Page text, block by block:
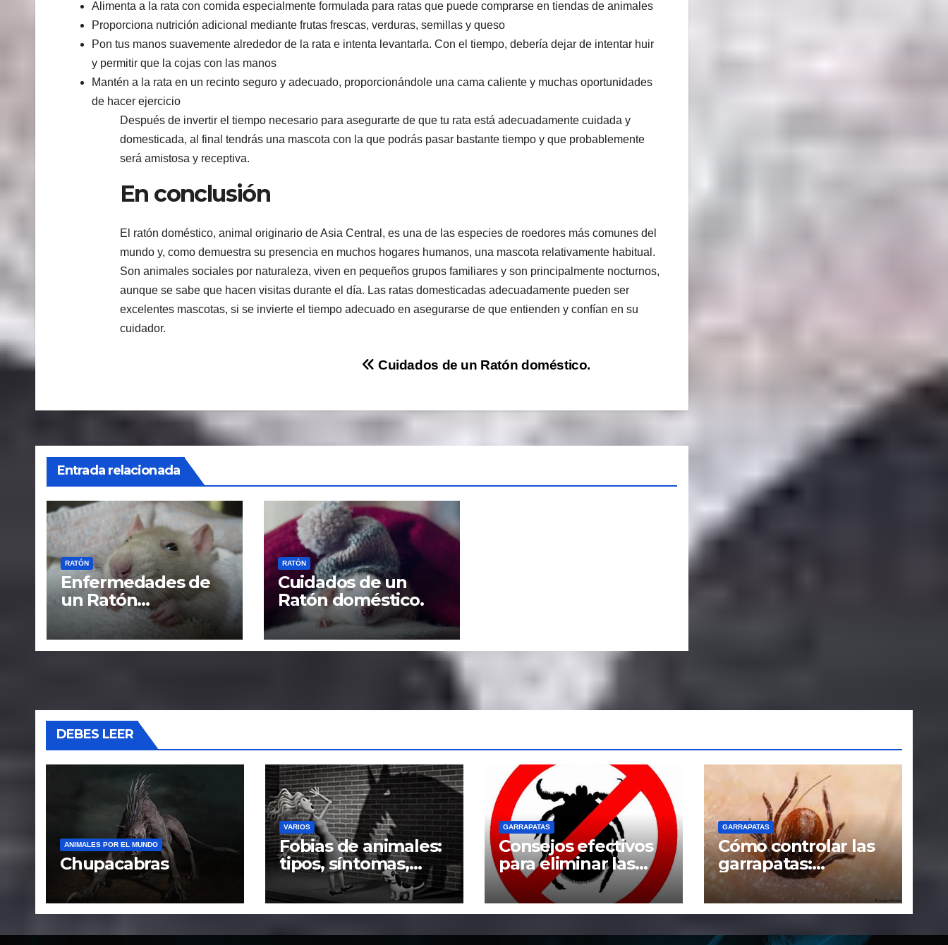
Alimenta a la rata con comida especialmente formulada para ratas que puede comprarse en tiendas de animales
Proporciona nutrición adicional mediante frutas frescas, verduras, semillas y queso
Pon tus manos suavemente alrededor de la rata e intenta levantarla. Con el tiempo, debería dejar de intentar huir
y permitir que la cojas con las manos
Mantén a la rata en un recinto seguro y adecuado, proporcionándole una cama caliente y muchas oportunidades
de hacer ejercicio
Después de invertir el tiempo necesario para asegurarte de que tu rata está adecuadamente cuidada y
domesticada, al final tendrás una mascota con la que podrás pasar bastante tiempo y que probablemente
será amistosa y receptiva.
En conclusión
El ratón doméstico, animal originario de Asia Central, es una de las especies de roedores más comunes del
mundo y, como demuestra su presencia en muchos hogares humanos, una mascota relativamente habitual.
Son animales sociales por naturaleza, viven en pequeños grupos familiares y son principalmente nocturnos,
aunque se sabe que hacen visitas durante el día. Las ratas domesticadas adecuadamente pueden ser
excelentes mascotas, si se invierte el tiempo adecuado en asegurarse de que entienden y confían en su
cuidador.
Cuidados de un Ratón doméstico.
Entrada relacionada
RATÓN
Enfermedades de
un Ratón
doméstico y como
detectarlas.
RATÓN
Cuidados de un
Ratón doméstico.
DEBES LEER
ANIMALES POR EL MUNDO
Chupacabras
VARIOS
Fobias de animales:
tipos, síntomas,
causas y
tratamiento
GARRAPATAS
Consejos efectivos
para eliminar las
garrapatas del
hogar
GARRAPATAS
Cómo controlar las
garrapatas:
remedios caseros y
tácticas efectivas